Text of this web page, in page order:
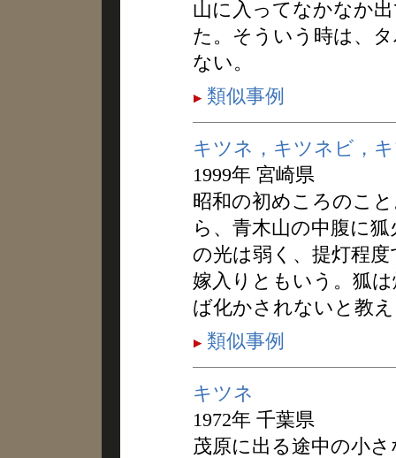
山に入ってなかなか
た。そういう時は、
ない。
類似事例
キツネ，キツネビ，
1999年 宮崎県
昭和の初めころのこ
ら、青木山の中腹に
の光は弱く、提灯程
嫁入りともいう。狐
ば化かされないと教
類似事例
キツネ
1972年 千葉県
茂原に出る途中の小